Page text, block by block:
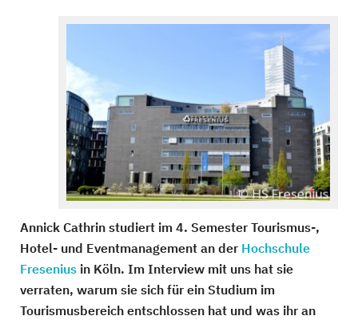
Annick Cathrin studiert im 4. Semester Tourismus-,
Hotel- und Eventmanagement an der Hochschule
Fresenius in Köln. Im Interview mit uns hat sie
verraten, warum sie sich für ein Studium im
Tourismusbereich entschlossen hat und was ihr an